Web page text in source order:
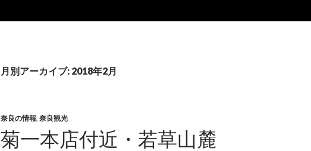
月別アーカイブ: 2018年2月
奈良の情報, 奈良観光
菊一本店付近・若草山麓